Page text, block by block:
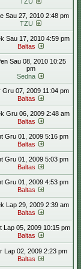
Sau 27, 2010 2:48 pm
TZU
Sau 17, 2010 4:59 pm
Baltas
Sau 08, 2010 10:25
pm
Sedna
Gru 07, 2009 11:04 pm
Baltas
Gru 06, 2009 2:48 am
Baltas
Gru 01, 2009 5:16 pm
Baltas
Gru 01, 2009 5:03 pm
Baltas
Gru 01, 2009 4:53 pm
Baltas
Lap 29, 2009 2:39 am
Baltas
Lap 05, 2009 10:15 pm
Baltas
Lap 02, 2009 2:23 pm
Baltas